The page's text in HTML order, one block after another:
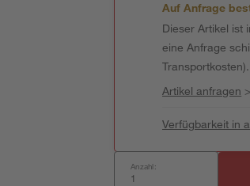
Auf Anfrage
Dieser Artikel ist
eine Anfrage
Transportkosten).
Artikel anfragen >
Verfügbarkeit in
Anzahl: